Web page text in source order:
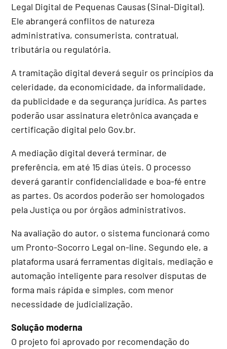
Legal Digital de Pequenas Causas (Sinal-Digital).
Ele abrangerá conflitos de natureza
administrativa, consumerista, contratual,
tributária ou regulatória.
A tramitação digital deverá seguir os princípios da
celeridade, da economicidade, da informalidade,
da publicidade e da segurança jurídica. As partes
poderão usar assinatura eletrônica avançada e
certificação digital pelo Gov.br.
A mediação digital deverá terminar, de
preferência, em até 15 dias úteis. O processo
deverá garantir confidencialidade e boa-fé entre
as partes. Os acordos poderão ser homologados
pela Justiça ou por órgãos administrativos.
Na avaliação do autor, o sistema funcionará como
um Pronto-Socorro Legal on-line. Segundo ele, a
plataforma usará ferramentas digitais, mediação e
automação inteligente para resolver disputas de
forma mais rápida e simples, com menor
necessidade de judicialização.
Solução moderna
O projeto foi aprovado por recomendação do